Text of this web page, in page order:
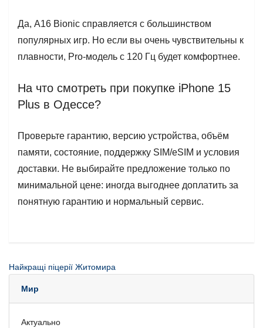
Да, A16 Bionic справляется с большинством
популярных игр. Но если вы очень чувствительны к
плавности, Pro-модель с 120 Гц будет комфортнее.
На что смотреть при покупке iPhone 15
Plus в Одессе?
Проверьте гарантию, версию устройства, объём
памяти, состояние, поддержку SIM/eSIM и условия
доставки. Не выбирайте предложение только по
минимальной цене: иногда выгоднее доплатить за
понятную гарантию и нормальный сервис.
Найкращі піцерії Житомира
Мир
Актуально